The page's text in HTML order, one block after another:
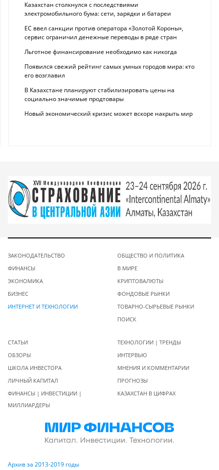
Казахстан столкнулся с последствиями
электромобильного бума: сети, зарядки и батареи
ЕС ввел санкции против оператора «Золотой Короны»,
сервис ограничил денежные переводы в ряде стран
Льготное финансирование необходимо как никогда
Появился свежий рейтинг самых умных городов мира: кто
его возглавил
В Казахстане планируют стабилизировать цены на
социально значимые продтовары
Новый экономический кризис может вскоре накрыть мир
ЗАКОНОДАТЕЛЬСТВО
ФИНАНСЫ
ЭКОНОМИКА
БИЗНЕС
ИНТЕРНЕТ И ТЕХНОЛОГИИ
ОБЩЕСТВО И ПОЛИТИКА
В МИРЕ
КРИПТОВАЛЮТЫ
ФОНДОВЫЕ РЫНКИ
ТОВАРНО-СЫРЬЕВЫЕ РЫНКИ
ПОИСК
СТАТЬИ
ОБЗОРЫ
ШКОЛА ИНВЕСТОРА
ЛИЧНЫЙ КАПИТАЛ
ФИНАНСЫ | ИНВЕСТИЦИИ |
МИЛЛИАРДЕРЫ
ТЕХНОЛОГИИ | ТРЕНДЫ
ИНТЕРВЬЮ
МНЕНИЯ И КОММЕНТАРИИ
ПРОГНОЗЫ
КАЗАХСТАН В ЦИФРАХ
Архив за 2013-2019 годы